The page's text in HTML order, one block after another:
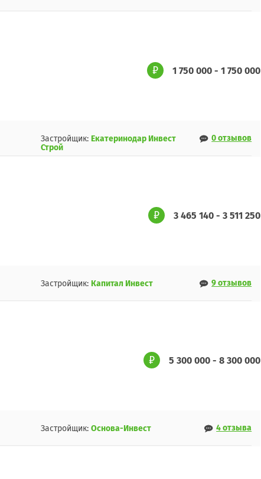
1 750 000 - 1 750 000
Застройщик: Екатеринодар Инвест
Строй
0 отзывов
3 465 140 - 3 511 250
Застройщик: Капитал Инвест 9 отзывов
5 300 000 - 8 300 000
Застройщик:Основа-Инвест 4 отзыва